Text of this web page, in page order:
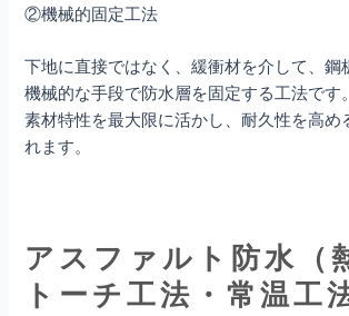
②機械的固定工法
下地に直接ではなく、緩衝材を介して、鋼
機械的な手段で防水層を固定する工法です
素材特性を最大限に活かし、耐久性を高め
れます。
アスファルト防水（
トーチ工法・常温工